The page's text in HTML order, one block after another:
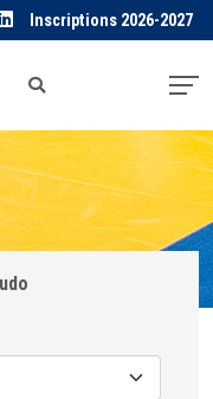
Inscriptions 2026-2027